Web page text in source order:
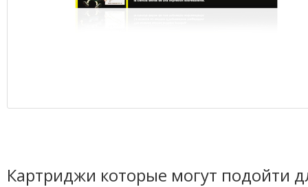
Картриджи которые могут подойти